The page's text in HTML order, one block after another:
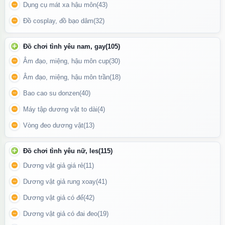
Dễ dànglàm nóng hoặc làm lạnh
cảm giác, tạo hưng phấn mới mẻ.
Dành cho cảnam và nữ, có thể dùng khi solo hoặc kết hợp cùng
bạn tình để tăng độ khoái cảm.
Dụng cụ mát xa hậu môn(43)
Đồ cosplay, đồ bạo dâm(32)
Đồ chơi tình yêu nam, gay(105)
Âm đạo, miệng, hậu môn cup(30)
Âm đạo, miệng, hậu môn trần(18)
Bao cao su donzen(40)
Máy tập dương vật to dài(4)
Vòng đeo dương vật(13)
Đồ chơi tình yêu nữ, les(115)
Dương vật giả giá rẻ(11)
Dương vật giả rung xoay(41)
Dương vật giả có đế(42)
Dương vật giả có đai đeo(19)